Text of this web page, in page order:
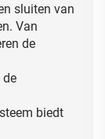
sluiten van
Van
de
de
biedt